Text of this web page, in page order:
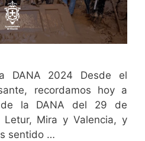
DANA 2024 Desde el
recordamos hoy a
la DANA del 29 de
Mira y Valencia, y
sentido …